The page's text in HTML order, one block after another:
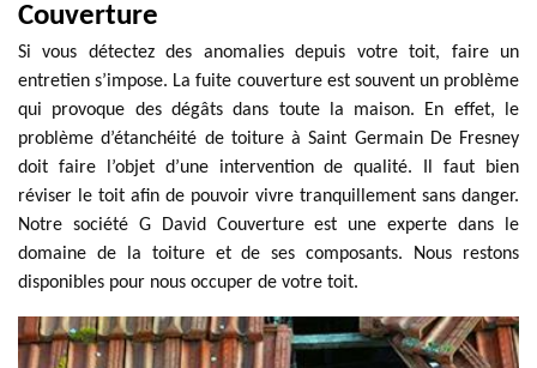
Couverture
Si vous détectez des anomalies depuis votre toit, faire un
entretien s’impose. La fuite couverture est souvent un problème
qui provoque des dégâts dans toute la maison. En effet, le
problème d’étanchéité de toiture à Saint Germain De Fresney
doit faire l’objet d’une intervention de qualité. Il faut bien
réviser le toit afin de pouvoir vivre tranquillement sans danger.
Notre société G David Couverture est une experte dans le
domaine de la toiture et de ses composants. Nous restons
disponibles pour nous occuper de votre toit.